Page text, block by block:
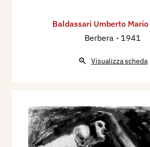
Baldassari Umberto Mario
Berbera - 1941
Visualizza scheda